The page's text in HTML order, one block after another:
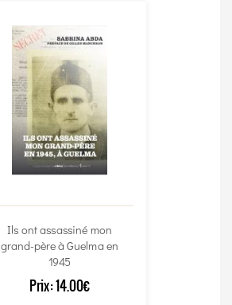
Ils ont assassiné mon
grand-père à Guelma en
1945
Prix:14.00€